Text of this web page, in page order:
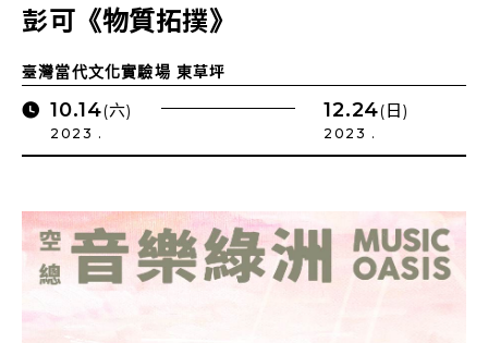
彭可《物質拓撲》
臺灣當代文化實驗場 東草坪
10.14(六)
2023 .
12.24(日)
2023 .